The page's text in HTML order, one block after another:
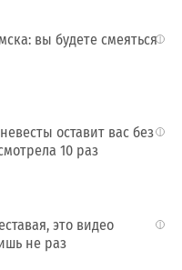
i
вы будете смеяться
i
оставит вас без
10 раз
i
это видео
не раз